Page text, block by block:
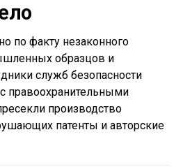
по факту незаконного
образцов и
служб безопасности
правоохранительными
производство
патенты и авторские